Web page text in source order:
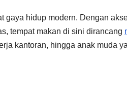
gaya hidup modern. Dengan
tempat makan di sini dirancang
kantoran, hingga anak muda